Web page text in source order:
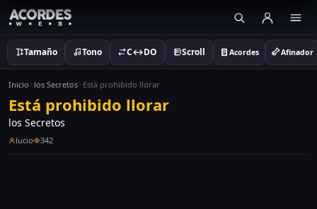
Tamaño Tono C↔DO Scroll Acordes Afinador
Inicio los Secretos Está prohibido llorar
Está prohibido llorar
los Secretos
lucio 342